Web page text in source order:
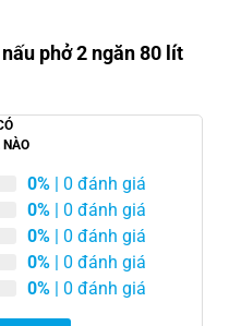
phở 2 ngăn 80 lít
0% | 0 đánh giá
0% | 0 đánh giá
0% | 0 đánh giá
0% | 0 đánh giá
0% | 0 đánh giá